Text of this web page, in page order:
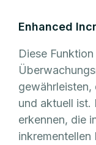
Enhanced
Diese
und aktuell ist.
erkennen, die